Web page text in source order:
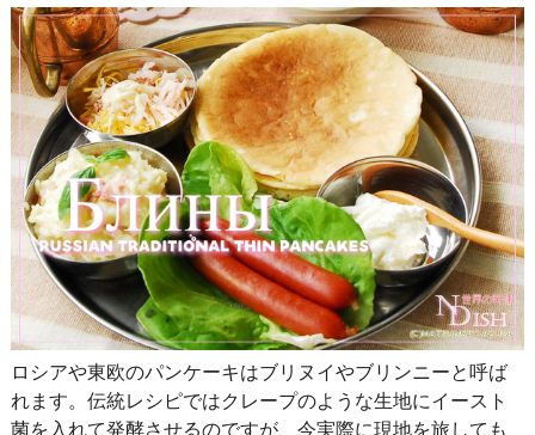
ロシアや東欧のパンケーキはブリヌイやブリンニーと呼ば
れます。伝統レシピではクレープのような生地にイースト
菌を入れて発酵させるのですが、今実際に現地を旅しても